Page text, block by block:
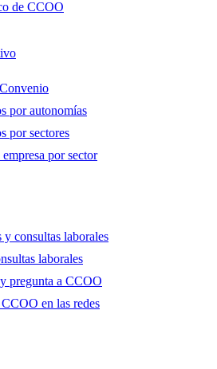
de CCOO
por autonomías
por sectores
por sector
y consultas laborales
laborales
pregunta a CCOO
en las redes